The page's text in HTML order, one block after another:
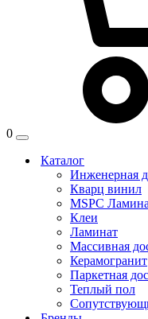
0
Каталог
Инженерная
Кварц винил
MSPC
Клеи
Ламинат
Массивная
Керамогранит
Паркетная
Теплый пол